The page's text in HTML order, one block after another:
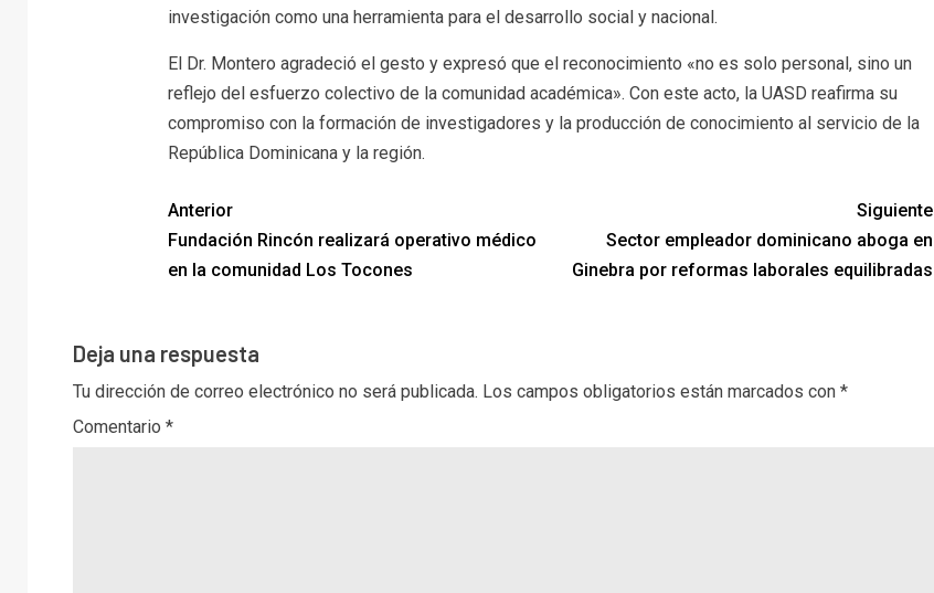
investigación como una herramienta para el desarrollo social y nacional.
El Dr. Montero agradeció el gesto y expresó que el reconocimiento «no es solo personal, sino un
reflejo del esfuerzo colectivo de la comunidad académica». Con este acto, la UASD reafirma su
compromiso con la formación de investigadores y la producción de conocimiento al servicio de la
República Dominicana y la región.
Anterior
Fundación Rincón realizará operativo médico
en la comunidad Los Tocones
Siguiente
Sector empleador dominicano aboga en
Ginebra por reformas laborales equilibradas
Deja una respuesta
Tu dirección de correo electrónico no será publicada. Los campos obligatorios están marcados con *
Comentario *